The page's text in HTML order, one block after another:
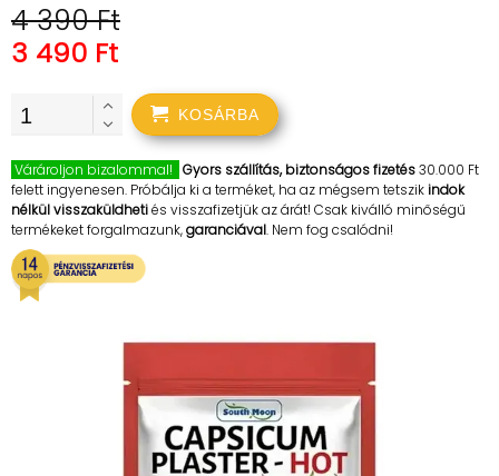
4 390 Ft
3 490 Ft
KOSÁRBA
Várároljon bizalommal! Gyors szállítás, biztonságos fizetés30.000 Ft
felett ingyenesen. Próbálja ki a terméket, ha az mégsem tetszikindok
nélkül visszaküldhetiés visszafizetjük az árát! Csak kiválló minőségű
termékeket forgalmazunk,garanciával. Nem fog csalódni!